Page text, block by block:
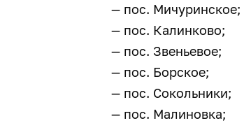
— пос. Мичуринское;
— пос. Калинково;
— пос. Звеньевое;
— пос. Борское;
— пос. Сокольники;
— пос. Малиновка;